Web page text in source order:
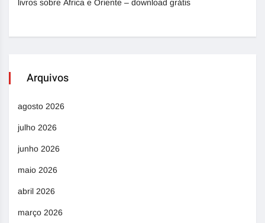
livros sobre África e Oriente – download grátis
Arquivos
agosto 2026
julho 2026
junho 2026
maio 2026
abril 2026
março 2026